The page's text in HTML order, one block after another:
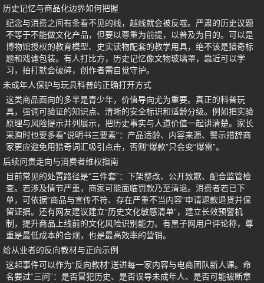
历史记忆与商品化边界如何把握
纪念与消费之间有条看不见的线，越线就会被反噬。严肃的历史议题
不等于不能做文化产品，但要以尊重为前提，以普及为目的。可以是
博物馆授权的教育模型、史实读物配套的教学用具，绝不该是猎奇标
题和戏谑包装。有人打比方，历史记忆像文物玻璃罩，靠近可以学
习，拍打就会破碎，创作者需自觉守护。
未成年人保护与玩具科普的正确打开方式
这类商品面向的多半是青少年，价值导向尤为重要。真正的科普玩
具，强调可验证的知识点、清晰的安全标识和适龄分级。例如把实验
原理与风险提示并列展示，把历史事实与人道价值一起讲清楚。家长
采购时也要多看“说明书三要素”：产品适龄、内容来源、警示措辞商
家更应避免用猎奇词汇吸引点击，否则“爆款”只会变“爆雷”。
后续问责走向与消费者维权指南
目前常见的处置路径是“三件套”：下架整改、公开致歉、配合监管检
查。若涉及情节严重，商家可能面临罚款乃至清退。消费者若已下
单，可依据“商品与宣传不符、存在严重不当内容”申请退款退货并保
留证据。还有网友建议建立“历史文化敏感清单”，建立长效预警机
制，提升商品上线前的文化风险识别能力。有黑子网用户评论称，尊
重是最低成本的合规，也是最高效率的营销。
给从业者的反向教材与正向示例
这起事件可以作为“反向教材”送进每一家内容与电商团队新人课。命
名要过“三问”：是否冒犯历史、是否误导未成年人、是否可能被断章